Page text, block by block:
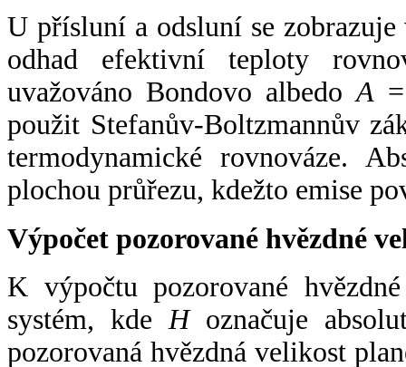
U přísluní a odsluní se
odhad efektivní teploty
uvažováno Bondovo albedoA
použit Stefanův-Boltzmannův
termodynamické rovnováze.
plochou průřezu, kdežto emise
Výpočet pozorované hvězdné
K výpočtu pozorované
systém, kde Hoznačuje
pozorovaná hvězdná velikost